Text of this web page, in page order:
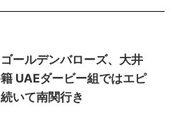
ゴールデンバローズ、大井
UAEダービー組ではエピ
いて南関行き